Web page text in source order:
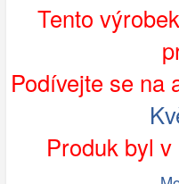
Tento
Podívejte se na
Produk byl